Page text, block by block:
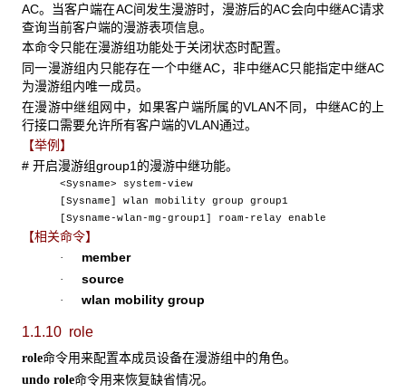
AC。当客户端在AC间发生漫游时，漫游后的AC会向中继AC请求
查询当前客户端的漫游表项信息。
本命令只能在漫游组功能处于关闭状态时配置。
同一漫游组内只能存在一个中继AC，非中继AC只能指定中继AC
为漫游组内唯一成员。
在漫游中继组网中，如果客户端所属的VLAN不同，中继AC的上
行接口需要允许所有客户端的VLAN通过。
【举例】
# 开启漫游组group1的漫游中继功能。
<Sysname> system-view
[Sysname] wlan mobility group group1
[Sysname-wlan-mg-group1] roam-relay enable
【相关命令】
· member
· source
· wlan mobility group
1.1.10 role
role命令用来配置本成员设备在漫游组中的角色。
undo role命令用来恢复缺省情况。